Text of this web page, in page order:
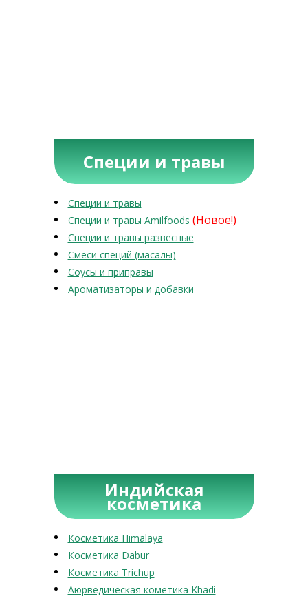
Специи и травы
Специи и травы
Специи и травы Amilfoods (Новое!)
Специи и травы развесные
Смеси специй (масалы)
Соусы и приправы
Ароматизаторы и добавки
Индийская
косметика
Косметика Himalaya
Косметика Dabur
Косметика Trichup
Аюрведическая кометика Khadi